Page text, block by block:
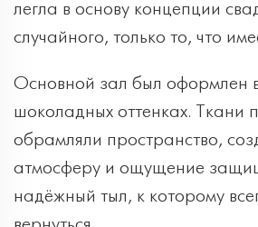
легла в основу концепции
случайного, только то, что
Основной зал был оформлен в
шоколадных оттенках. Ткани
обрамляли пространство,
атмосферу и ощущение
надёжный тыл, к которому